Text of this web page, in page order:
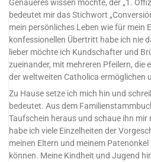
Genaueres wissen möchte, der „1.
bedeutet mir das Stichwort
mein persönliches Leben wie für mein
konfessionellen Übertritt habe ich nie
lieber möchte ich Kundschafter und
zueinander, mit mehreren Pfeilern, die
der weltweiten Catholica ermöglichen
Zu Hause setze ich mich hin und
bedeutet. Aus dem
Taufschein heraus und schaue ihn mir
habe ich viele Einzelheiten der
meinen Eltern und meinem
können. Meine Kindheit und Jugend